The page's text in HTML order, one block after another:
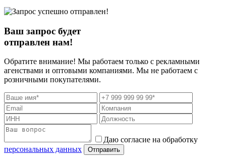
Ваш запрос будет
отправлен нам!
Обратите внимание! Мы работаем только с рекламными
агенствами и оптовыми компаниями. Мы не работаем с
розничными покупателями.
Даю согласие на обработку
персональных данных
Отправить